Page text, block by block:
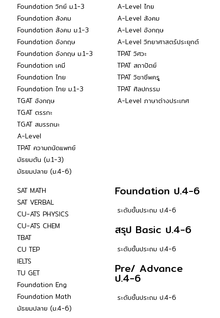
Foundation วิทย์ ม.1-3
Foundation สังคม
Foundation สังคม ม.1-3
Foundation อังกฤษ
Foundation อังกฤษ ม.1-3
Foundation เคมี
Foundation ไทย
Foundation ไทย ม.1-3
TGAT อังกฤษ
TGAT ตรรกะ
TGAT สมรรถนะ
A-Level
TPAT ความถนัดแพทย์
มัธยมต้น (ม.1-3)
มัธยมปลาย (ม.4-6)
A-Level ไทย
A-Level สังคม
A-Level อังกฤษ
A-Level วิทยาศาสตร์ประยุกต์
TPAT วิศวะ
TPAT สถาปัตย์
TPAT วิชาชีพครู
TPAT ศิลปกรรม
A-Level ภาษาต่างประเทศ
SAT MATH
SAT VERBAL
CU-ATS PHYSICS
CU-ATS CHEM
TBAT
CU TEP
IELTS
TU GET
Foundation Eng
Foundation Math
มัธยมปลาย (ม.4-6)
Foundation ป.4-6
ระดับชั้นประถม ป.4-6
สรุป Basic ป.4-6
ระดับชั้นประถม ป.4-6
Pre/ Advance
ป.4-6
ระดับชั้นประถม ป.4-6